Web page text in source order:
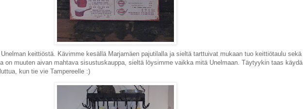
keittiöstä. Kävimme kesällä Marjamäen pajutilalla ja sieltä tarttuivat mukaan tuo keittiötaulu sekä
on muuten aivan mahtava sisustuskauppa, sieltä löysimme vaikka mitä Unelmaan. Täytyykin taas käydä
kun tie vie Tampereelle :)